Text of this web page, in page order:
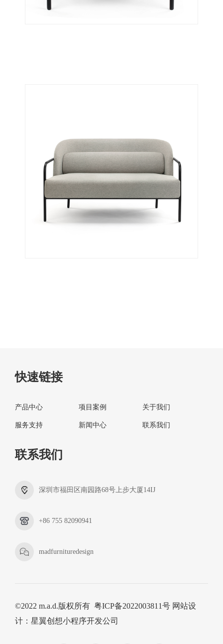
快速链接
产品中心 项目案例 关于我们
服务支持 新闻中心 联系我们
联系我们
深圳市福田区南园路68号上步大厦14IJ
+86 755 82090941
madfurnituredesign
©2022 m.a.d.版权所有 粤ICP备2022003811号 网站设
计 ： 星翼创想小程序开发公司